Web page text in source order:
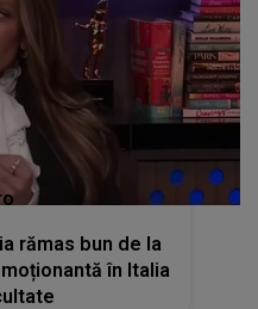
rămas bun de la
în Italia